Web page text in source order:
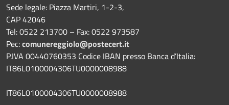
Sede legale: Piazza Martiri, 1-2-3,
CAP 42046
Tel: 0522 213700 – Fax: 0522 973587
Pec:comunereggiolo@postecert.it
P.IVA 00440760353 Codice IBAN presso Banca d’Italia:
IT86L0100004306TU0000008988
IT86L0100004306TU0000008988